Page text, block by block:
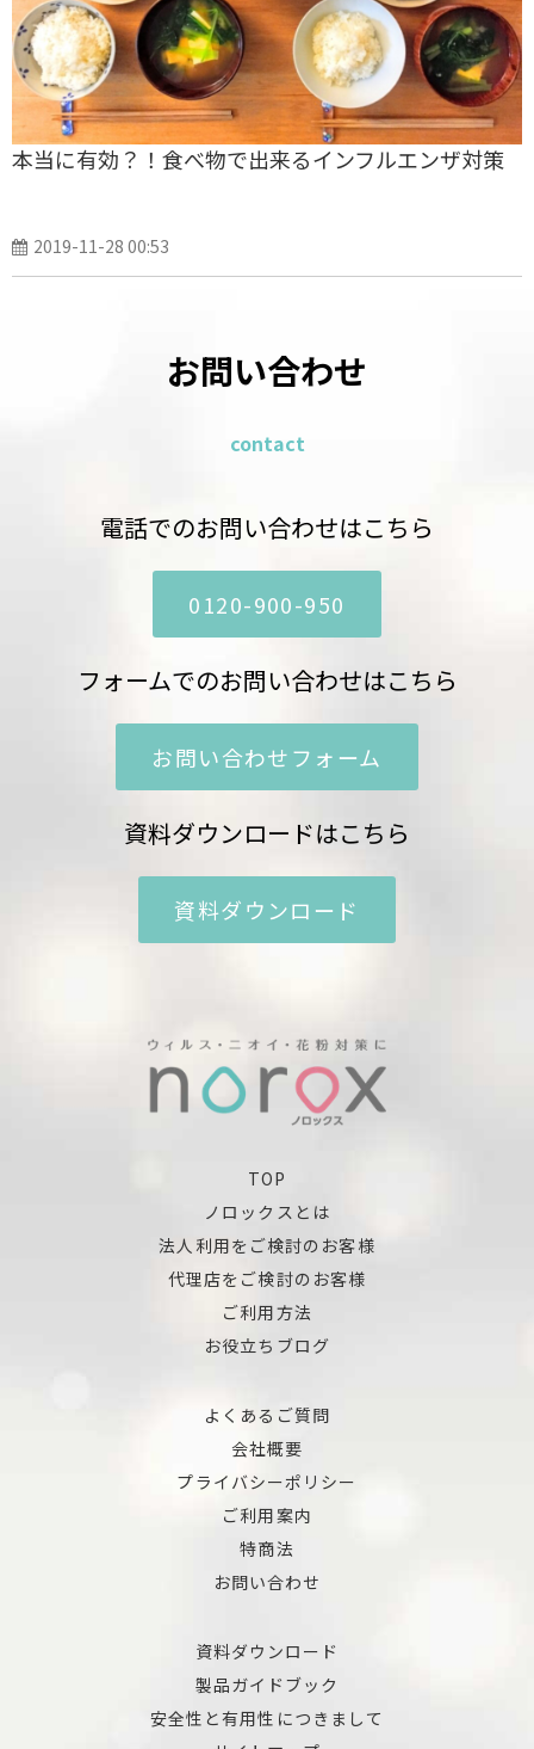
本当に有効？！食べ物で出来るインフルエンザ対策
2019-11-28 00:53
お問い合わせ
contact
電話でのお問い合わせはこちら
0120-900-950
フォームでのお問い合わせはこちら
お問い合わせフォーム
資料ダウンロードはこちら
資料ダウンロード
TOP
ノロックスとは
法人利用をご検討のお客様
代理店をご検討のお客様
ご利用方法
お役立ちブログ
よくあるご質問
会社概要
プライバシーポリシー
ご利用案内
特商法
お問い合わせ
資料ダウンロード
製品ガイドブック
安全性と有用性につきまして